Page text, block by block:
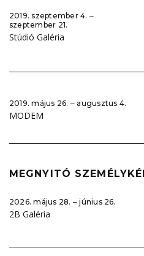
2019. szeptember 4. ‒
szeptember 21.
Stúdió Galéria
2019. május 26. ‒ augusztus 4.
MODEM
MEGNYITÓ
2026. május 28. ‒ június 26.
2B Galéria